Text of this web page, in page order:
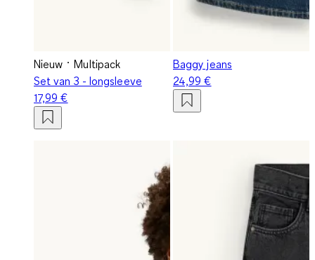
Nieuw
Multipack
Set van 3 - longsleeve
17,99 €
Baggy jeans
24,99 €